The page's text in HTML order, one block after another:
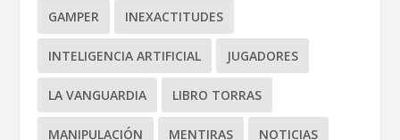
GAMPER INEXACTITUDES
INTELIGENCIA ARTIFICIAL JUGADORES
LA VANGUARDIA LIBRO TORRAS
MANIPULACIÓN MENTIRAS NOTICIAS